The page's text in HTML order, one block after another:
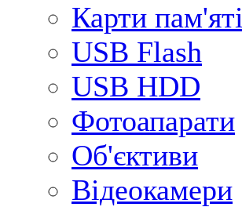
Карти пам'яті
USB Flash
USB HDD
Фотоапарати
Об'єктиви
Відеокамери